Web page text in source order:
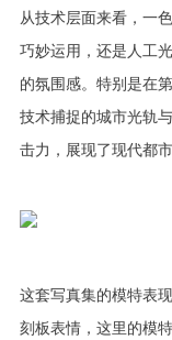
从技术层面来看，一
巧妙运用，还是人工
的氛围感。特别是在
技术捕捉的城市光轨
击力，展现了现代都
这套写真集的模特表
刻板表情，这里的模